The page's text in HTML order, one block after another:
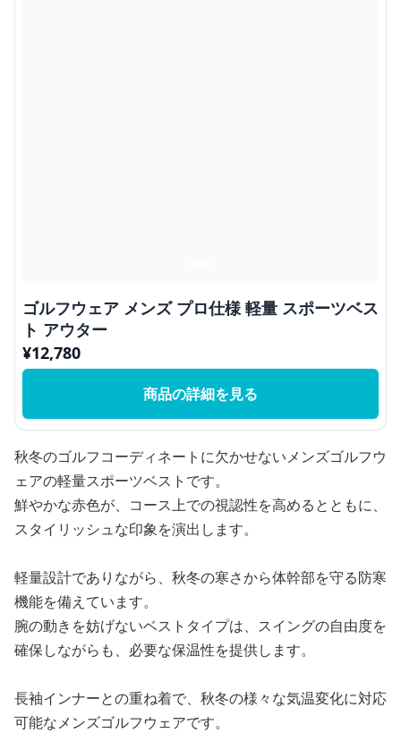
ゴルフウェア メンズ プロ仕様 軽量 スポーツベス
ト アウター
¥12,780
商品の詳細を見る
秋冬のゴルフコーディネートに欠かせないメンズゴルフウ
ェアの軽量スポーツベストです。
鮮やかな赤色が、コース上での視認性を高めるとともに、
スタイリッシュな印象を演出します。
軽量設計でありながら、秋冬の寒さから体幹部を守る防寒
機能を備えています。
腕の動きを妨げないベストタイプは、スイングの自由度を
確保しながらも、必要な保温性を提供します。
長袖インナーとの重ね着で、秋冬の様々な気温変化に対応
可能なメンズゴルフウェアです。